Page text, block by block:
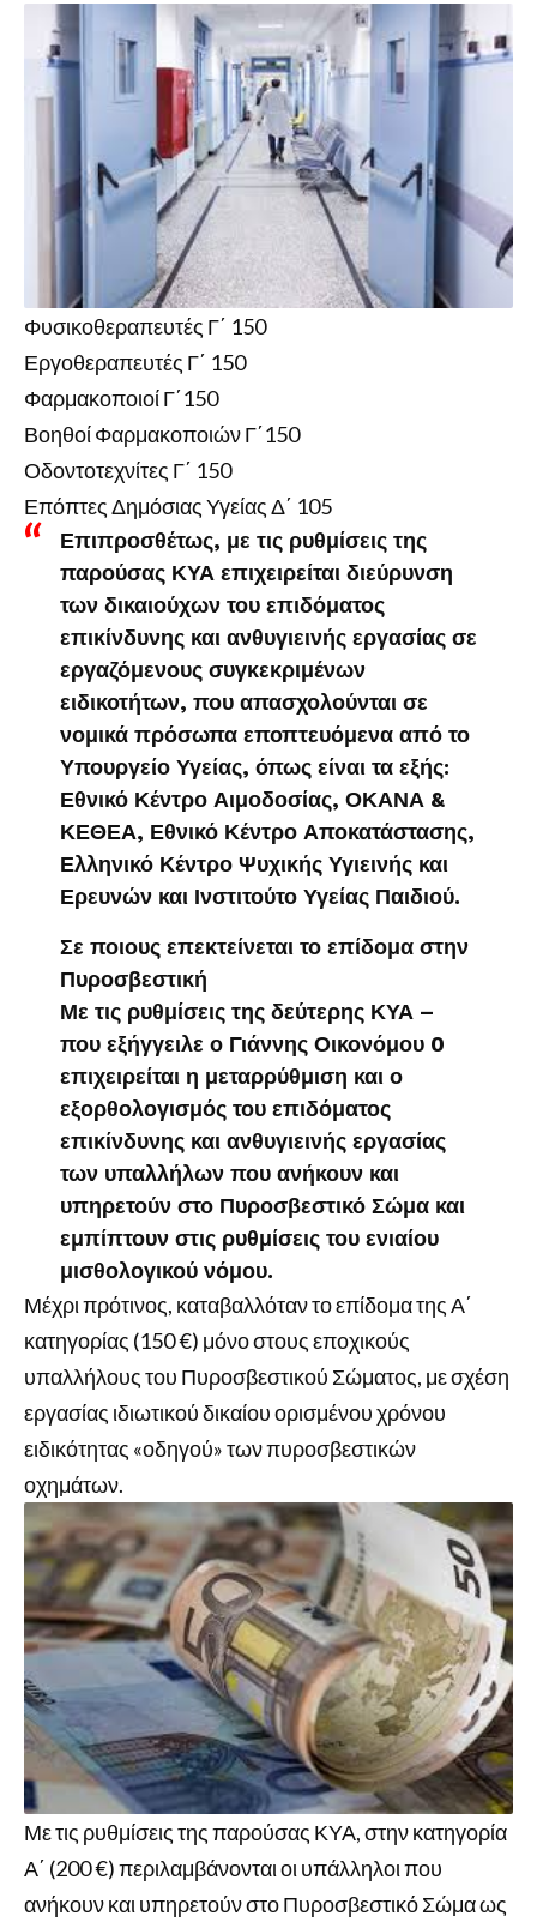
Φυσικοθεραπευτές Γ΄ 150
Εργοθεραπευτές Γ΄ 150
Φαρμακοποιοί Γ΄150
Βοηθοί Φαρμακοποιών Γ΄150
Οδοντοτεχνίτες Γ΄ 150
Επόπτες Δημόσιας Υγείας Δ΄ 105
Επιπροσθέτως, με τις ρυθμίσεις της
παρούσας ΚΥΑ επιχειρείται διεύρυνση
των δικαιούχων του επιδόματος
επικίνδυνης και ανθυγιεινής εργασίας σε
εργαζόμενους συγκεκριμένων
ειδικοτήτων, που απασχολούνται σε
νομικά πρόσωπα εποπτευόμενα από το
Υπουργείο Υγείας, όπως είναι τα εξής:
Εθνικό Κέντρο Αιμοδοσίας, ΟΚΑΝΑ &
ΚΕΘΕΑ, Εθνικό Κέντρο Αποκατάστασης,
Ελληνικό Κέντρο Ψυχικής Υγιεινής και
Ερευνών και Ινστιτούτο Υγείας Παιδιού.
Σε ποιους επεκτείνεται το επίδομα στην
Πυροσβεστική
Με τις ρυθμίσεις της δεύτερης ΚΥΑ –
που εξήγγειλε ο Γιάννης Οικονόμου 0
επιχειρείται η μεταρρύθμιση και ο
εξορθολογισμός του επιδόματος
επικίνδυνης και ανθυγιεινής εργασίας
των υπαλλήλων που ανήκουν και
υπηρετούν στο Πυροσβεστικό Σώμα και
εμπίπτουν στις ρυθμίσεις του ενιαίου
μισθολογικού νόμου.
Μέχρι πρότινος, καταβαλλόταν το επίδομα της Α΄
κατηγορίας (150 €) μόνο στους εποχικούς
υπαλλήλους του Πυροσβεστικού Σώματος, με σχέση
εργασίας ιδιωτικού δικαίου ορισμένου χρόνου
ειδικότητας «οδηγού» των πυροσβεστικών
οχημάτων.
Με τις ρυθμίσεις της παρούσας ΚΥΑ, στην κατηγορία
Α΄ (200 €) περιλαμβάνονται οι υπάλληλοι που
ανήκουν και υπηρετούν στο Πυροσβεστικό Σώμα ως